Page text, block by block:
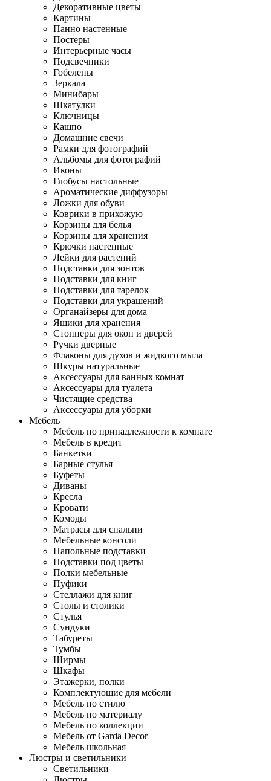
Декоративные цветы
Картины
Панно настенные
Постеры
Интерьерные часы
Подсвечники
Гобелены
Зеркала
Минибары
Шкатулки
Ключницы
Кашпо
Домашние свечи
Рамки для фотографий
Альбомы для фотографий
Иконы
Глобусы настольные
Ароматические диффузоры
Ложки для обуви
Коврики в прихожую
Корзины для белья
Корзины для хранения
Крючки настенные
Лейки для растений
Подставки для зонтов
Подставки для книг
Подставки для тарелок
Подставки для украшений
Органайзеры для дома
Ящики для хранения
Стопперы для окон и дверей
Ручки дверные
Флаконы для духов и жидкого мыла
Шкуры натуральные
Аксессуары для ванных комнат
Аксессуары для туалета
Чистящие средства
Аксессуары для уборки
Мебель
Мебель по принадлежности к комнате
Мебель в кредит
Банкетки
Барные стулья
Буфеты
Диваны
Кресла
Кровати
Комоды
Матрасы для спальни
Мебельные консоли
Напольные подставки
Подставки под цветы
Полки мебельные
Пуфики
Стеллажи для книг
Столы и столики
Стулья
Сундуки
Табуреты
Тумбы
Ширмы
Шкафы
Этажерки, полки
Комплектующие для мебели
Мебель по стилю
Мебель по материалу
Мебель по коллекции
Мебель от Garda Decor
Мебель школьная
Люстры и светильники
Светильники